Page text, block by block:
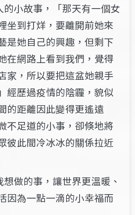
的小故事，「那天有一個女
坐到打烊，要離開前她來
是她自己的興趣，但剩下
在網路上看到我們，覺得
家，所以要把這盆她親手
經歷過疫情的陰霾，貌似
的距離因此變得更遙遠
不足道的小事，卻倏地將
彼此間冷冰冰的關係拉近
做的事，讓世界更溫暖、
因為一點一滴的小幸福而